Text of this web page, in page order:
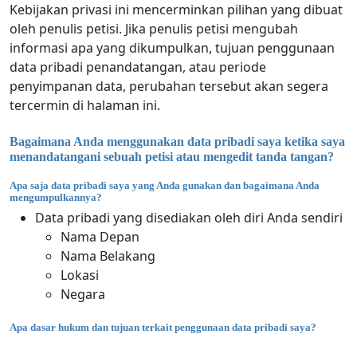
Kebijakan privasi ini mencerminkan pilihan yang dibuat
oleh penulis petisi. Jika penulis petisi mengubah
informasi apa yang dikumpulkan, tujuan penggunaan
data pribadi penandatangan, atau periode
penyimpanan data, perubahan tersebut akan segera
tercermin di halaman ini.
Bagaimana Anda menggunakan data pribadi saya ketika saya
menandatangani sebuah petisi atau mengedit tanda tangan?
Apa saja data pribadi saya yang Anda gunakan dan bagaimana Anda
mengumpulkannya?
Data pribadi yang disediakan oleh diri Anda sendiri
Nama Depan
Nama Belakang
Lokasi
Negara
Apa dasar hukum dan tujuan terkait penggunaan data pribadi saya?